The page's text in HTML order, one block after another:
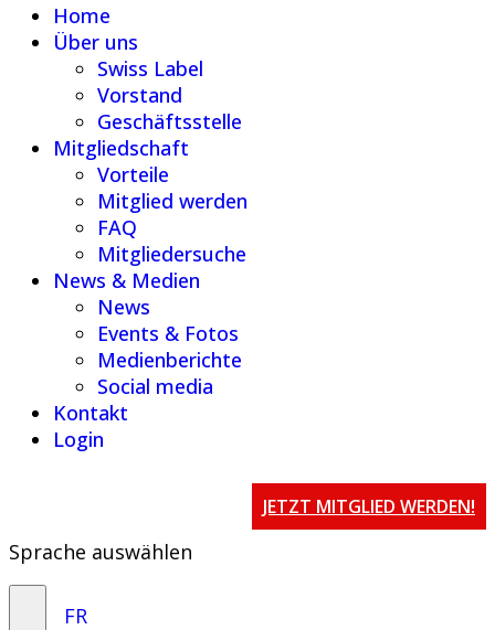
Home
Über uns
Swiss Label
Vorstand
Geschäftsstelle
Mitgliedschaft
Vorteile
Mitglied werden
FAQ
Mitgliedersuche
News & Medien
News
Events & Fotos
Medienberichte
Social media
Kontakt
Login
JETZT MITGLIED WERDEN!
Sprache auswählen
FR